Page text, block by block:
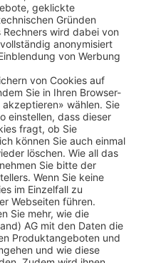
geklickte
Gründen
wird dabei von
anonymisiert
von Werbung
von Cookies auf
Sie in Ihren Browser-
wählen. Sie
einstellen, dass dieser
fragt, ob Sie
können Sie auch einmal
löschen. Wie all das
Sie bitte der
Wenn Sie keine
im Einzelfall zu
Webseiten führen.
Sie mehr, wie die
AG mit den Daten die
Produktangeboten und
und wie diese